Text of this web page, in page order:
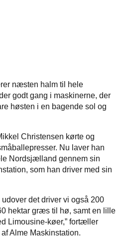
næsten halm til hele
godt gang i maskinerne, der
høsten i en bagende sol og
Christensen kørte og
Nu laver han
Nordsjælland gennem sin
som han driver med sin
det driver vi også 200
hektar græs til hø, samt en lille
Limousine-køer,” fortæller
Alme Maskinstation.